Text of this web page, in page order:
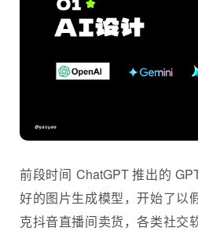
前段时间 ChatGPT 推出的
好的图片生成模型，开始了以
克抖音直播间卖货，各类社交